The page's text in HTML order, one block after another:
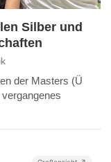
Silber und
der Masters (Ü